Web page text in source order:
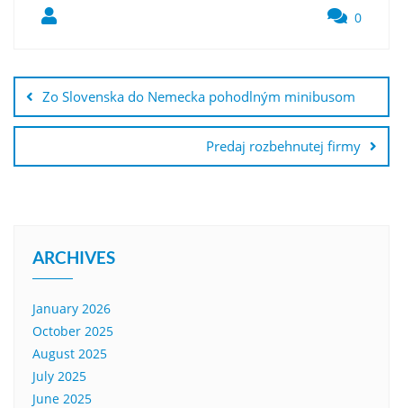
0
navigation
Zo Slovenska do Nemecka pohodlným minibusom
Predaj rozbehnutej firmy
ARCHIVES
January 2026
October 2025
August 2025
July 2025
June 2025